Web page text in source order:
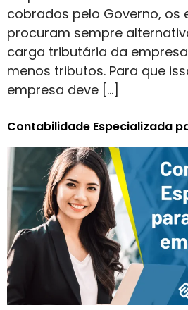
cobrados pelo Governo, os
procuram sempre
carga tributária da
menos tributos. Para que
empresa deve […]
Contabilidade Especializada